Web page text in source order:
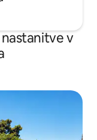
v
gostov«